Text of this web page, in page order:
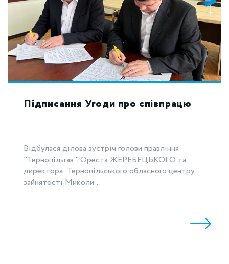
Підписання Угоди про співпрацю
Відбулася ділова зустріч голови правління
"Тернопільгаз " Ореста ЖЕРЕБЕЦЬКОГО та
директора Тернопільського обласного центру
зайнятості Миколи...